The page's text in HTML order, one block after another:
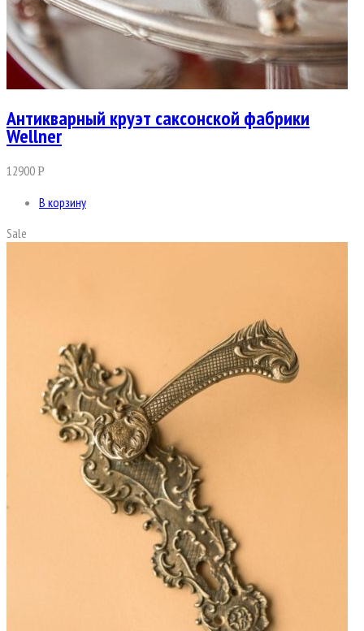
Антикварный круэт саксонской фабрики
Wellner
12900Р
В корзину
Sale